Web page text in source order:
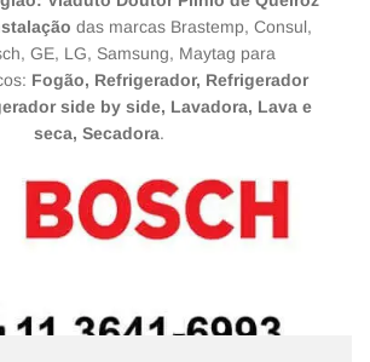
das marcas Brastemp, Consul,
GE, LG, Samsung, Maytag para
Fogão, Refrigerador, Refrigerador
side by side, Lavadora, Lava e
seca, Secadora.